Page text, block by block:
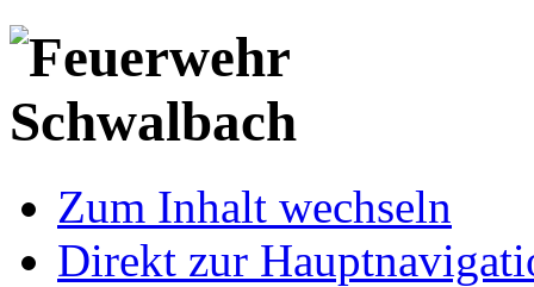
Zum Inhalt wechseln
Direkt zur